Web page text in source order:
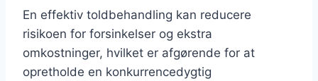
En effektiv toldbehandling kan reducere
risikoen for forsinkelser og ekstra
omkostninger, hvilket er afgørende for at
opretholde en konkurrencedygtig